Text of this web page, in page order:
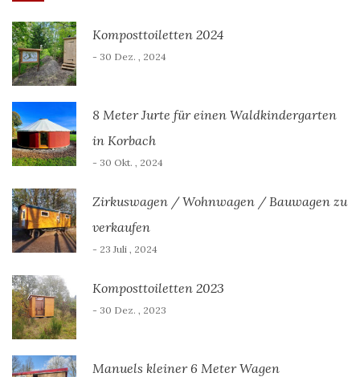
Komposttoiletten 2024
- 30 Dez. , 2024
8 Meter Jurte für einen Waldkindergarten
in Korbach
- 30 Okt. , 2024
Zirkuswagen / Wohnwagen / Bauwagen zu
verkaufen
- 23 Juli , 2024
Komposttoiletten 2023
- 30 Dez. , 2023
Manuels kleiner 6 Meter Wagen